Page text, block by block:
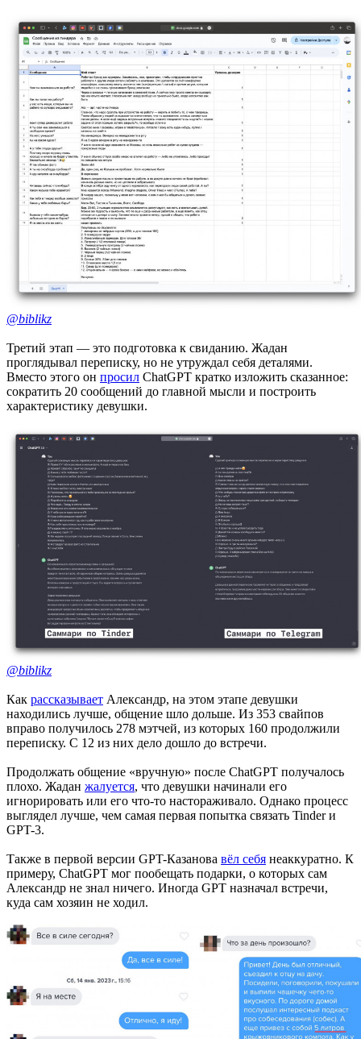
@biblikz
Третий этап — это подготовка к свиданию. Жадан
проглядывал переписку, но не утруждал себя деталями.
Вместо этого он просил ChatGPT кратко изложить сказанное:
сократить 20 сообщений до главной мысли и построить
характеристику девушки.
@biblikz
Как рассказывает Александр, на этом этапе девушки
находились лучше, общение шло дольше. Из 353 свайпов
вправо получилось 278 мэтчей, из которых 160 продолжили
переписку. С 12 из них дело дошло до встречи.
Продолжать общение «вручную» после ChatGPT получалось
плохо. Жадан жалуется, что девушки начинали его
игнорировать или его что-то настораживало. Однако процесс
выглядел лучше, чем самая первая попытка связать Tinder и
GPT-3.
Также в первой версии GPT-Казанова вёл себя неаккуратно. К
примеру, ChatGPT мог пообещать подарки, о которых сам
Александр не знал ничего. Иногда GPT назначал встречи,
куда сам хозяин не ходил.